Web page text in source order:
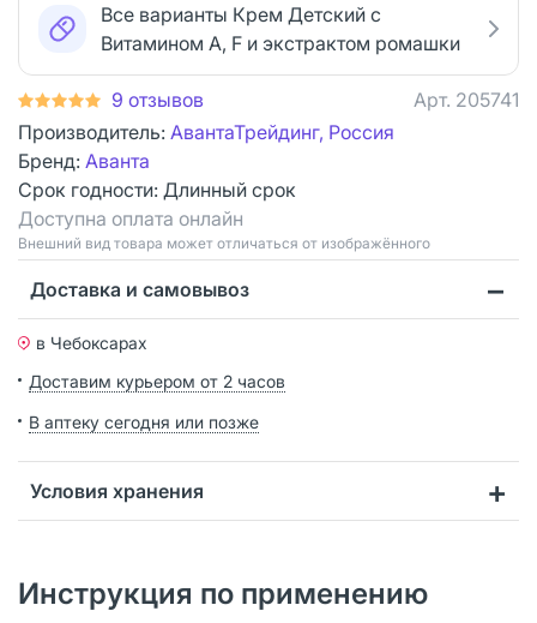
Все варианты Крем Детский с
Витамином А, F и экстрактом ромашки
9 отзывов Арт. 205741
Производитель: АвантаТрейдинг, Россия
Бренд: Аванта
Срок годности: Длинный срок
Доступна оплата онлайн
Bнешний вид товара может отличаться от изображённого
Доставка и самовывоз
в Чебоксарах
Доставим курьером от 2 часов
В аптеку сегодня или позже
Условия хранения
Инструкция по применению